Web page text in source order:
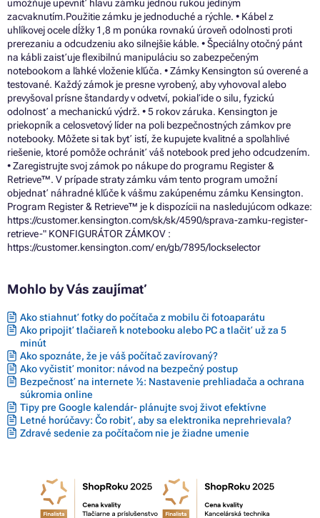
umožňuje upevniť hlavu zámku jednou rukou jediným
zacvaknutím.Použitie zámku je jednoduché a rýchle. • Kábel z
uhlíkovej ocele dĺžky 1,8 m ponúka rovnakú úroveň odolnosti proti
prerezaniu a odcudzeniu ako silnejšie káble. • Špeciálny otočný pánt
na kábli zaisťuje flexibilnú manipuláciu so zabezpečeným
notebookom a ľahké vloženie kľúča. • Zámky Kensington sú overené a
testované. Každý zámok je presne vyrobený, aby vyhovoval alebo
prevyšoval prísne štandardy v odvetví, pokiaľ ide o silu, fyzickú
odolnosť a mechanickú výdrž. • 5 rokov záruka. Kensington je
priekopník a celosvetový líder na poli bezpečnostných zámkov pre
notebooky. Môžete si tak byť istí, že kupujete kvalitné a spoľahlivé
riešenie, ktoré pomôže ochrániť váš notebook pred jeho odcudzením.
• Zaregistrujte svoj zámok po nákupe do programu Register &
Retrieve™. V prípade straty zámku vám tento program umožní
objednať náhradné kľúče k vášmu zakúpenému zámku Kensington.
Program Register & Retrieve™ je k dispozícii na nasledujúcom odkaze:
https://customer.kensington.com/sk/sk/4590/sprava-zamku-register-
retrieve-" KONFIGURÁTOR ZÁMKOV :
https://customer.kensington.com/ en/gb/7895/lockselector
Mohlo by Vás zaujímať
Ako stiahnuť fotky do počítača z mobilu či fotoaparátu
Ako pripojiť tlačiareň k notebooku alebo PC a tlačiť už za 5
minút
Ako spoznáte, že je váš počítač zavírovaný?
Ako vyčistiť monitor: návod na bezpečný postup
Bezpečnosť na internete ½: Nastavenie prehliadača a ochrana
súkromia online
Tipy pre Google kalendár- plánujte svoj život efektívne
Letné horúčavy: Čo robiť, aby sa elektronika neprehrievala?
Zdravé sedenie za počítačom nie je žiadne umenie